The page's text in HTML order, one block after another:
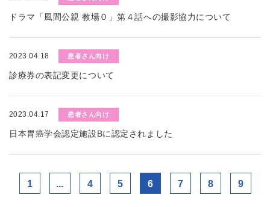
ドラマ「風間公親 教場０」第４話への撮影協力について
2023.04.18 患者さん向け
診療券の表記変更について
2023.04.17 患者さん向け
日本胃癌学会認定施設Bに認定されました
1 ... 4 5 6 7 8 9